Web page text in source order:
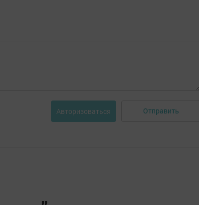
Авторизоваться Отправить